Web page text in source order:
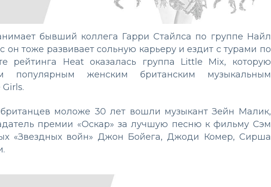
бывший коллега Гарри Стайлса по группе Найл
он тоже развивает сольную карьеру и ездит с турами по
рейтинга Heat оказалась группа Little Mix, которую
популярным женским британским музыкальным
моложе 30 лет вошли музыкант Зейн Малик,
премии «Оскар» за лучшую песню к фильму Сэм
«Звездных войн» Джон Бойега, Джоди Комер, Сирша